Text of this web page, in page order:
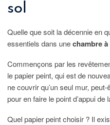
sol
Quelle que soit la décennie en
essentiels dans unechambre
Commençons par les
le papier peint, qui est de
ne couvrir qu’un seul mur,
pour en faire le point d’appui de
Quel papier peint choisir ? Il